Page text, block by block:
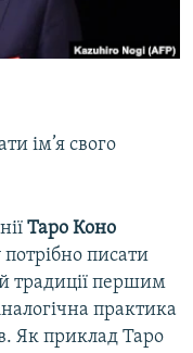
ім’я свого
Таро Коно
писати
традиції першим
практика
Як приклад Таро